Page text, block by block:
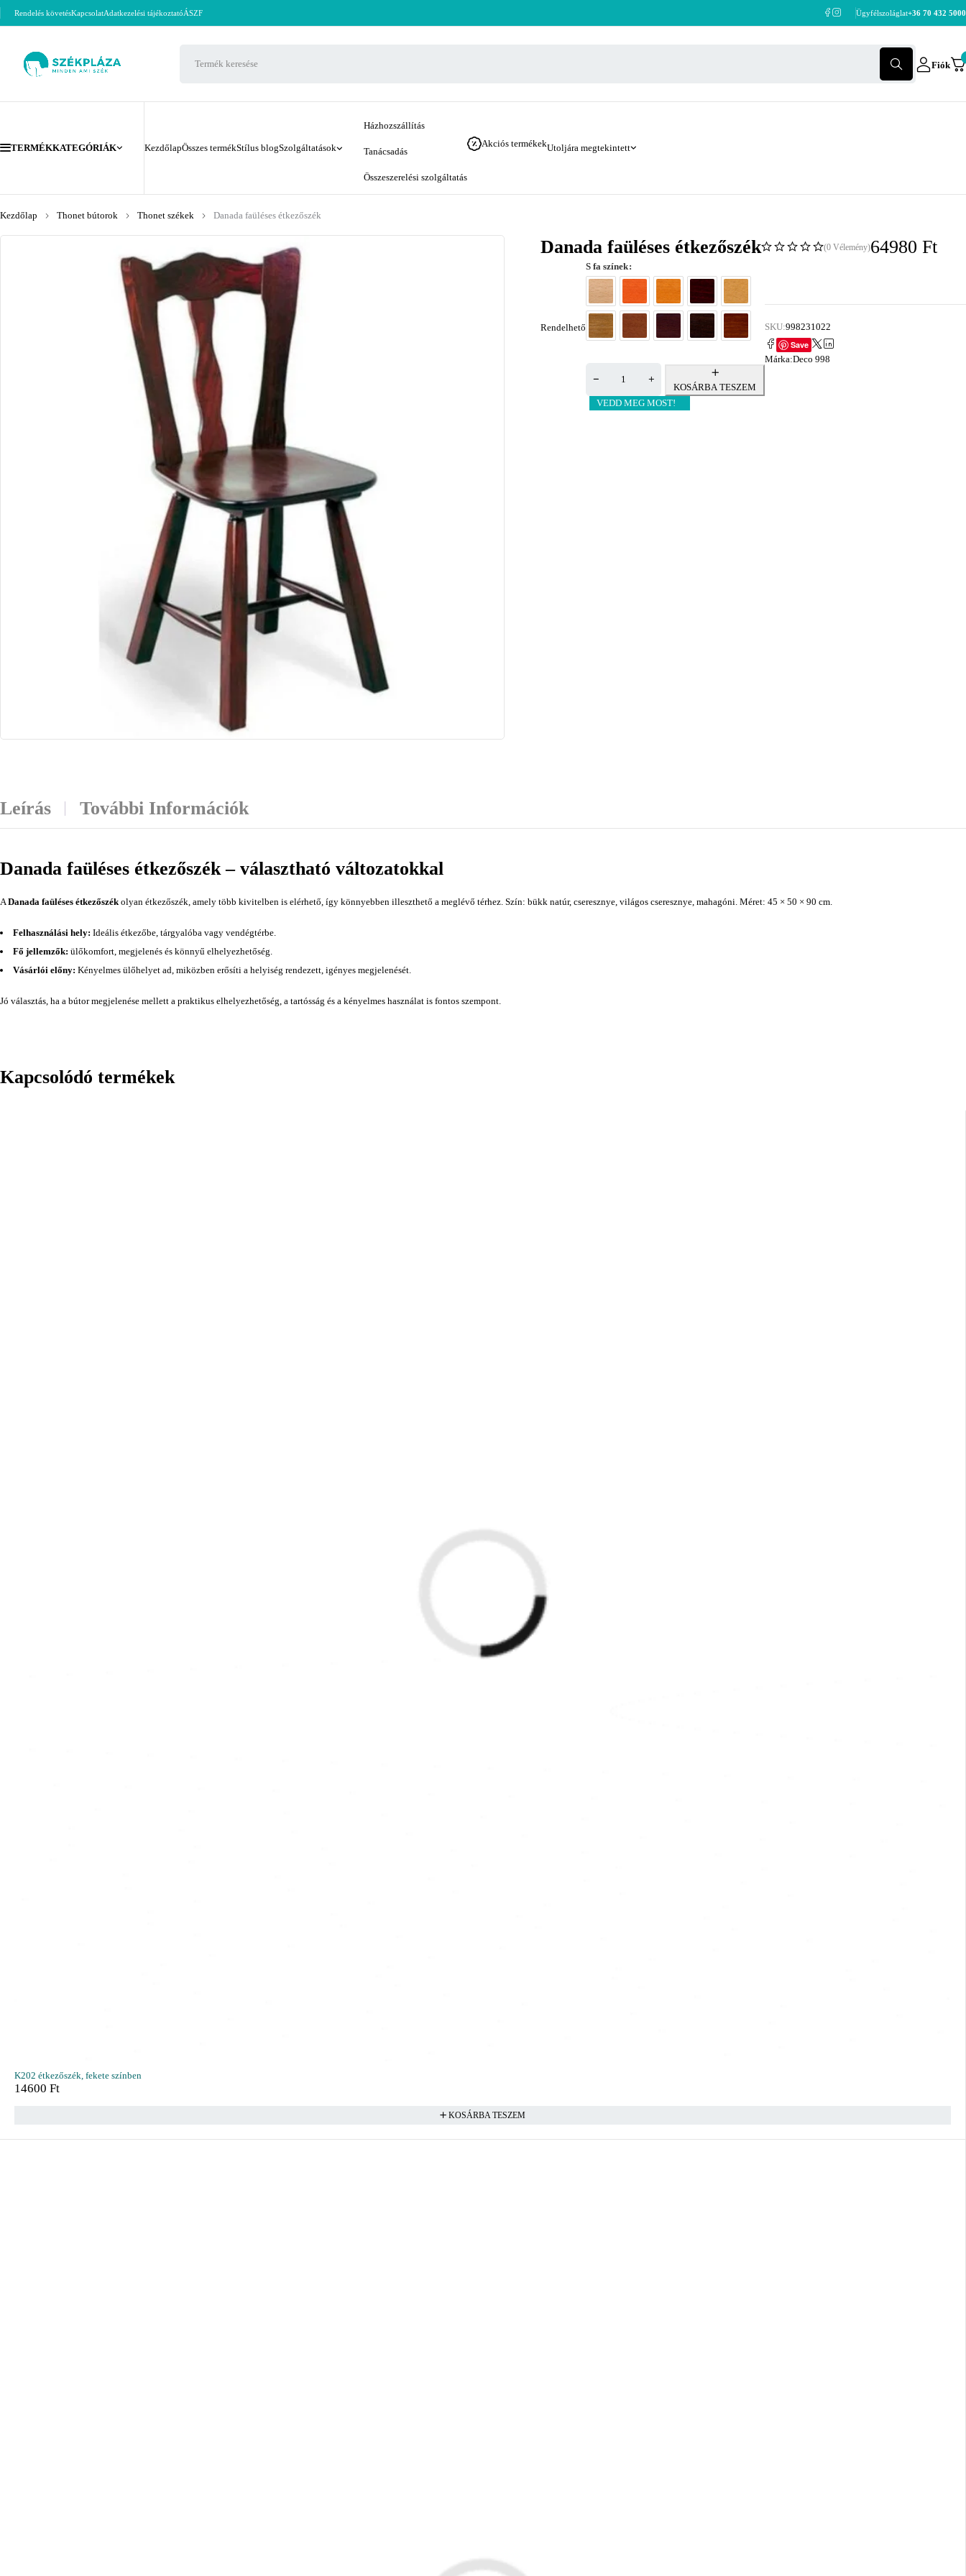
Rendelés követésKapcsolatAdatkezelési tájékoztatóÁSZF Ügyfélszoláglat+36 70 432 5000
Fiók
TERMÉKKATEGÓRIÁK KezdőlapÖsszes termékStílus blogSzolgáltatások
Házhozszállítás
Tanácsadás
Összeszerelési szolgáltatás
Akciós termékekUtoljára megtekintett
Kezdőlap Thonet bútorok Thonet székek Danada faüléses étkezőszék
Danada faüléses étkezőszék (0 Vélemény)64980 Ft
Rendelhető
S fa színek
KOSÁRBA TESZEM
VEDD MEG MOST!
SKU:998231022
Save
Márka:Deco 998
Leírás További Információk
Danada faüléses étkezőszék – választható változatokkal
ADanada faüléses étkezőszékolyan étkezőszék, amely több kivitelben is elérhető, így könnyebben illeszthető a meglévő térhez. Szín: bükk natúr, cseresznye, világos cseresznye, mahagóni. Méret: 45 × 50 × 90 cm.
Felhasználási hely: Ideális étkezőbe, tárgyalóba vagy vendégtérbe.
Fő jellemzők: ülőkomfort, megjelenés és könnyű elhelyezhetőség.
Vásárlói előny: Kényelmes ülőhelyet ad, miközben erősíti a helyiség rendezett, igényes megjelenését.
Jó választás, ha a bútor megjelenése mellett a praktikus elhelyezhetőség, a tartósság és a kényelmes használat is fontos szempont.
Kapcsolódó termékek
K202 étkezőszék, fekete színben
14600 Ft
KOSÁRBA TESZEM